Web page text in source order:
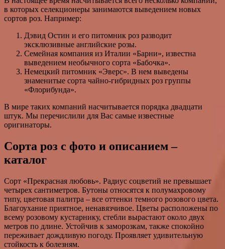
в которых селекционеры занимаются выведением новых
сортов роз. Например:
Дэвид Остин и его питомник роз разводит
эксклюзивные английские розы.
Семейная компания из Италии «Барни», известна
выведением необычного сорта «Бабочка».
Немецкий питомник «Эверс». В нем выведены
знаменитые сорта чайно-гибридных роз группы
«Флорибунда».
В мире таких компаний насчитывается порядка двадцати
штук. Мы перечислили для Вас самые известные
оригинаторы.
Сорта роз с фото и описанием –
каталог
Сорт «Прекрасная любовь». Радиус соцветий не превышает
четырех сантиметров. Бутоны относятся к полумахровому
типу, цветовая палитра – все оттенки темного розового цвета.
Благоухание приятное, ненавязчивое. Цветы расположены по
всему розовому кустарнику, стебли вырастают около двух
метров по длине. Устойчив к заморозкам, также спокойно
переживает дождливую погоду. Проявляет удивительную
стойкость к болезням.